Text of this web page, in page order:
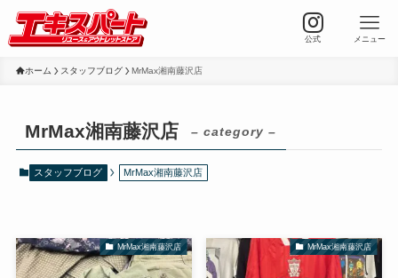
公式 メニュー
ホーム スタッフブログ MrMax湘南藤沢店
MrMax湘南藤沢店 – category –
スタッフブログ MrMax湘南藤沢店
MrMax湘南藤沢店 MrMax湘南藤沢店